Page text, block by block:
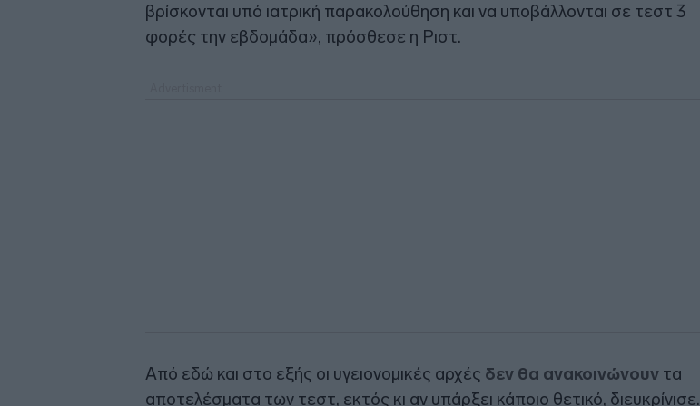
βρίσκονται υπό ιατρική παρακολούθηση και να υποβάλλονται σε τεστ 3
φορές την εβδομάδα», πρόσθεσε η Ριστ.
Από εδώ και στο εξής οι υγειονομικές αρχές δεν θα ανακοινώνουν τα
αποτελέσματα των τεστ, εκτός κι αν υπάρξει κάποιο θετικό, διευκρίνισε.